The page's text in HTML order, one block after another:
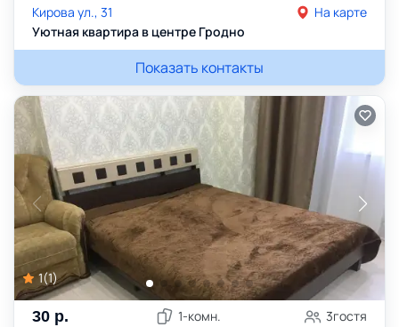
Кирова ул., 31
На карте
Уютная квартира в центре Гродно
Показать контакты
1(1)
30 р. 1-комн. 3гостя